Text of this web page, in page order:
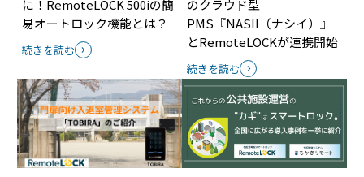
に！RemoteLOCK 500iの簡
易オートロック機能とは？
続きを読む
のクラウド型
PMS『NASII（ナシイ）』
とRemoteLOCKが連携開始
続きを読む